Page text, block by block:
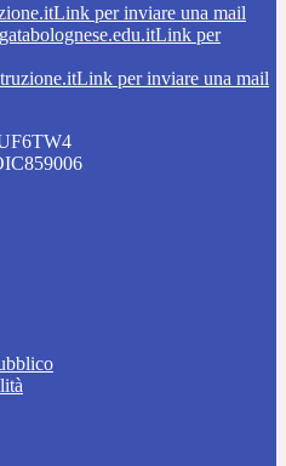
Link per inviare una mail
Link per
Link per inviare una mail